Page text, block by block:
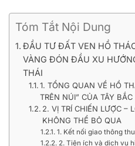
Tóm Tắt Nội Dung
ĐẦU TƯ ĐẤT VEN HỒ
VÀNG ĐÓN ĐẦU XU
THÁI
1. TỔNG QUAN VỀ HỒ
TRÊN NÚI” CỦA TÂY BẮC
2. VỊ TRÍ CHIẾN LƯỢC –
KHÔNG THỂ BỎ QUA
1. Kết nối giao thông
2. Tiện ích và dịch vụ